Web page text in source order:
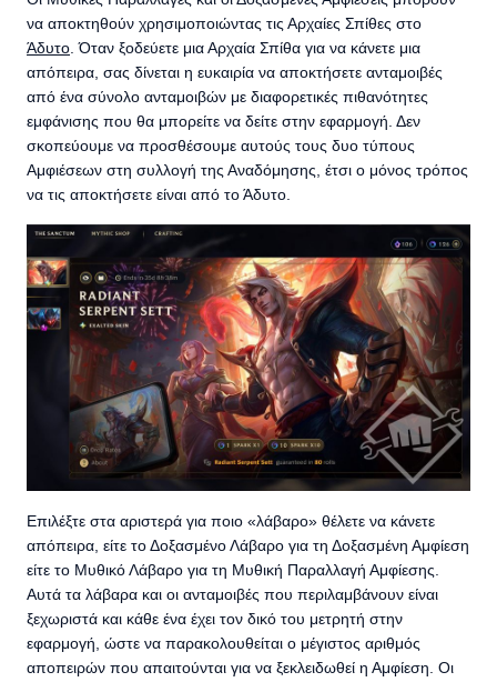
να αποκτηθούν χρησιμοποιώντας τις Αρχαίες Σπίθες στο
Άδυτο . Όταν ξοδεύετε μια Αρχαία Σπίθα για να κάνετε μια
απόπειρα, σας δίνεται η ευκαιρία να αποκτήσετε ανταμοιβές
από ένα σύνολο ανταμοιβών με διαφορετικές πιθανότητες
εμφάνισης που θα μπορείτε να δείτε στην εφαρμογή. Δεν
σκοπεύουμε να προσθέσουμε αυτούς τους δυο τύπους
Αμφιέσεων στη συλλογή της Αναδόμησης, έτσι ο μόνος τρόπος
να τις αποκτήσετε είναι από το Άδυτο.
Επιλέξτε στα αριστερά για ποιο «λάβαρο» θέλετε να κάνετε
απόπειρα, είτε το Δοξασμένο Λάβαρο για τη Δοξασμένη Αμφίεση
είτε το Μυθικό Λάβαρο για τη Μυθική Παραλλαγή Αμφίεσης.
Αυτά τα λάβαρα και οι ανταμοιβές που περιλαμβάνουν είναι
ξεχωριστά και κάθε ένα έχει τον δικό του μετρητή στην
εφαρμογή, ώστε να παρακολουθείται ο μέγιστος αριθμός
αποπειρών που απαιτούνται για να ξεκλειδωθεί η Αμφίεση. Οι